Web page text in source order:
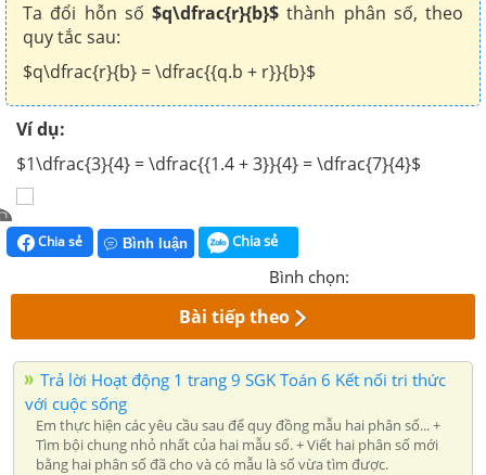
Ta đổi hỗn số $q\dfrac{r}{b}$ thành phân số, theo
quy tắc sau:
$q\dfrac{r}{b} = \dfrac{{q.b + r}}{b}$
Ví dụ:
$1\dfrac{3}{4} = \dfrac{{1.4 + 3}}{4} = \dfrac{7}{4}$
Chia sẻ Bình luận Chia sẻ
Bình chọn:
Bài tiếp theo
Trả lời Hoạt động 1 trang 9 SGK Toán 6 Kết nối tri thức
với cuộc sống
Em thực hiện các yêu cầu sau để quy đồng mẫu hai phân số... +
Tìm bội chung nhỏ nhất của hai mẫu số. + Viết hai phân số mới
bằng hai phân số đã cho và có mẫu là số vừa tìm được.